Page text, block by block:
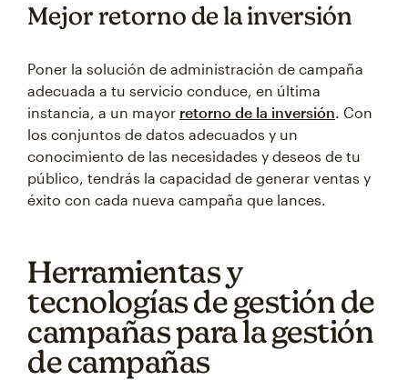
Mejor retorno de la inversión
Poner la solución de administración de campaña
adecuada a tu servicio conduce, en última
instancia, a un mayor retorno de la inversión. Con
los conjuntos de datos adecuados y un
conocimiento de las necesidades y deseos de tu
público, tendrás la capacidad de generar ventas y
éxito con cada nueva campaña que lances.
Herramientas y
tecnologías de gestión de
campañas para la gestión
de campañas